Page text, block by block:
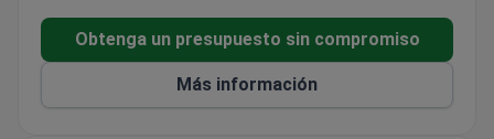
Obtenga un presupuesto sin compromiso
Más información